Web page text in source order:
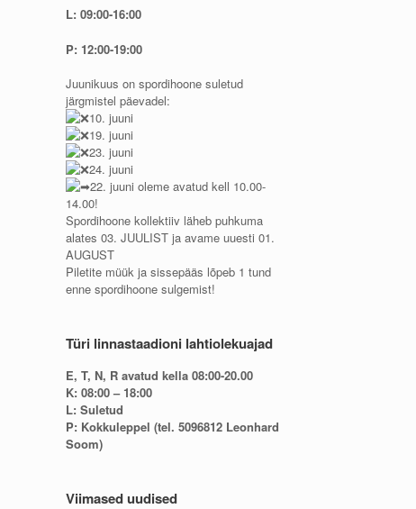
L: 09:00-16:00
P: 12:00-19:00
Juunikuus on spordihoone suletud
järgmistel päevadel:
10. juuni
19. juuni
23. juuni
24. juuni
22. juuni oleme avatud kell 10.00-
14.00!
Spordihoone kollektiiv läheb puhkuma
alates 03. JUULIST ja avame uuesti 01.
AUGUST
Piletite müük ja sissepääs lõpeb 1 tund
enne spordihoone sulgemist!
Türi linnastaadioni lahtiolekuajad
E, T, N, R avatud kella 08:00-20.00
K: 08:00 – 18:00
L: Suletud
P: Kokkuleppel (tel. 5096812 Leonhard
Soom)
Viimased uudised